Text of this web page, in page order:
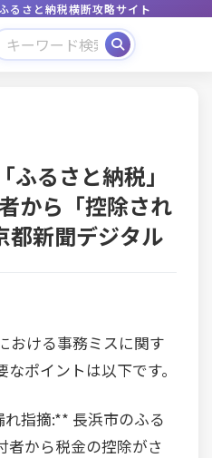
るさと納税横断攻略サイト
るさと納税」
から「控除され
都新聞デジタル
おける事務ミスに関す
ポイントは以下です。
指摘:** 長浜市のふる
者から税金の控除がさ